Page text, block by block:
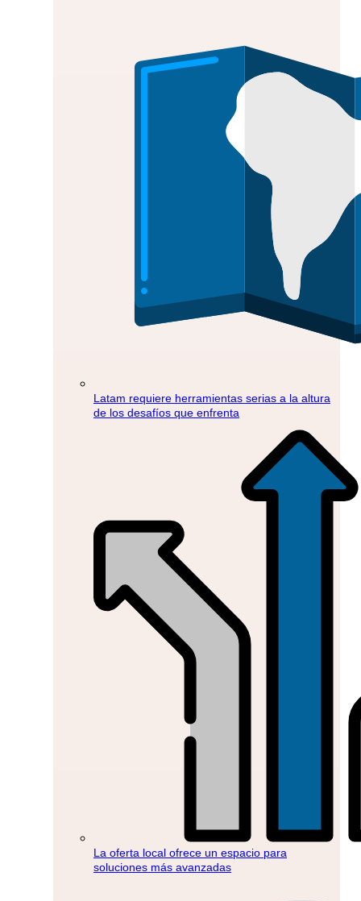
Latam requiere herramientas serias a la altura
de los desafíos que enfrenta
La oferta local ofrece un espacio para
soluciones más avanzadas